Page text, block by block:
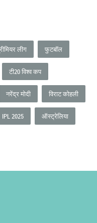
लीग फुटबॉल
टी20 विश्व कप
नरेंद्र मोदी विराट कोहली
IPL 2025 ऑस्ट्रेलिया